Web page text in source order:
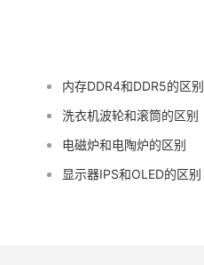
内存DDR4和DDR5的区别
洗衣机波轮和滚筒的区别
电磁炉和电陶炉的区别
显示器IPS和OLED的区别